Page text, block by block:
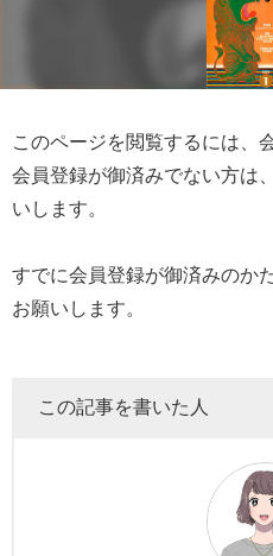
このページを閲覧するには、
会員登録が御済みでない方は、
いします。
すでに会員登録が御済みのか
お願いします。
この記事を書いた人